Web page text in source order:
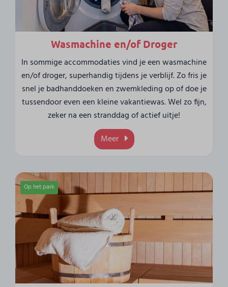
Wasmachine en/of Droger
In sommige accommodaties vind je een wasmachine
en/of droger, superhandig tijdens je verblijf. Zo fris je
snel je badhanddoeken en zwemkleding op of doe je
tussendoor even een kleine vakantiewas. Wel zo fijn,
zeker na een stranddag of actief uitje!
Meer
Op het park